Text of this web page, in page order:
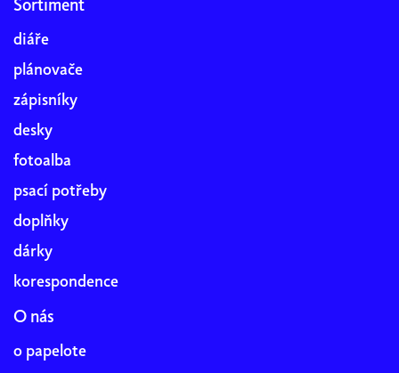
Sortiment
diáře
plánovače
zápisníky
desky
fotoalba
psací potřeby
doplňky
dárky
korespondence
O nás
o papelote